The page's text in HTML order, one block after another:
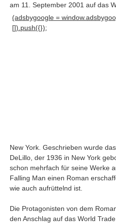
2. Weltkrieg
Weimarer Republik
am 11. September 2001 auf das
(adsbygoogle =
[]).push({});
New York. Geschrieben wurde
DeLillo, der 1936 in New York
schon mehrfach für seine Werke
Falling Man einen Roman
wie auch aufrüttelnd ist.
Die Protagonisten von dem
den Anschlag auf das World